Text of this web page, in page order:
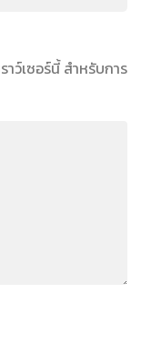
ว์เซอร์นี้ สำหรับการ